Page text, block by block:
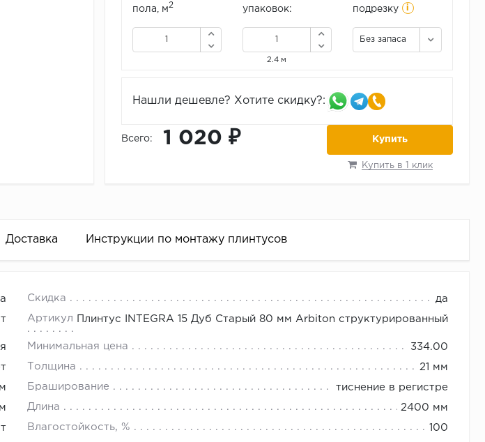
пола, м2
упаковок:
2.4 м
подрезку
i
Без запаса
Нашли дешевле? Хотите скидку?:
Всего: 1 020 ₽ Купить
Купить в 1 клик
Доставка Инструкции по монтажу плинтусов
Скидка да
Артикул Плинтус INTEGRA 15 Дуб Старый 80 мм Arbiton структурированный
Минимальная цена 334.00
Толщина 21 мм
Браширование тиснение в регистре
Длина 2400 мм
Влагостойкость, % 100
двери и окна (если оно спускается до пола).
неровности (эркеры, колонны и т.д.)
показатель, определить необходимое количество плинтуса.
1,5 - 2 м (про запас)